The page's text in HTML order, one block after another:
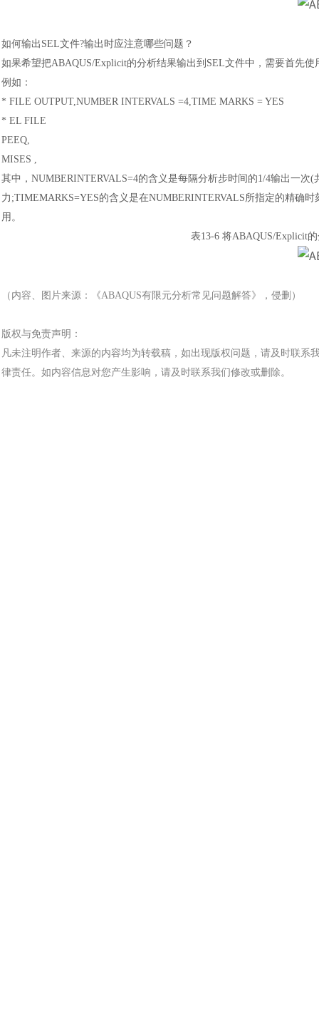
如何输出 SEL文件?输出时应注意哪些问题 ？
如果希望把ABAQUS/Explicit的分析结果输出到SEL文件中，需要首先
例如：
* FILE OUTPUT,NUMBER INTERVALS =4,TIME MARKS = YES
* EL FILE
PEEQ,
MISES ,
其中， NUMBERINTERVALS=4的含义是每隔分析步时间的1/4输出一
力;TIMEMARKS=YES的含义是在NUMBERINTERVALS所指定的精确
用。
表13-6 将ABAQUS/Explicit
（内容、图片来源：《ABAQUS有限元分析常见问题解答》，侵删）
版权与免责声明：
凡未注明作者、来源的内容均为转载稿，如出现版权问题，请及时联
律责任。如内容信息对您产生影响，请及时联系我们修改或删除。